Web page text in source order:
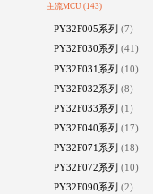
主流MCU(143)
PY32F005系列(7)
PY32F030系列(41)
PY32F031系列(10)
PY32F032系列(8)
PY32F033系列(1)
PY32F040系列(17)
PY32F071系列(18)
PY32F072系列(10)
PY32F090系列(2)